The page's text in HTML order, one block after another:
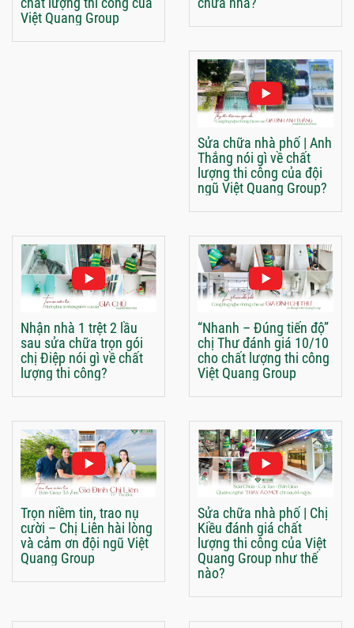
Việt Quang Group
Sửa chữa nhà phố | Anh
Thắng nói gì về chất
lượng thi công của đội
ngũ Việt Quang Group?
Nhận nhà 1 trệt 2 lầu
sau sửa chữa trọn gói
chị Điệp nói gì về chất
lượng thi công?
“Nhanh – Đúng tiến độ”
chị Thư đánh giá 10/10
cho chất lượng thi công
Việt Quang Group
Trọn niềm tin, trao nụ
cười – Chị Liên hài lòng
và cảm ơn đội ngũ Việt
Quang Group
Sửa chữa nhà phố | Chị
Kiều đánh giá chất
lượng thi công của Việt
Quang Group như thế
nào?